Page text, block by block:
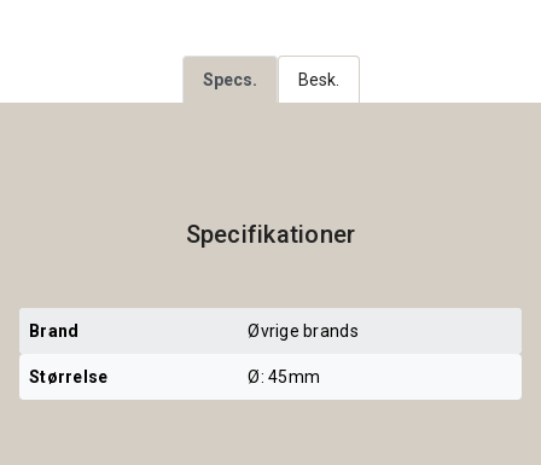
Specs. Besk.
Specifikationer
Brand Øvrige brands
Størrelse Ø: 45mm